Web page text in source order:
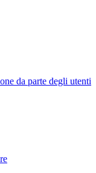
da parte degli utenti